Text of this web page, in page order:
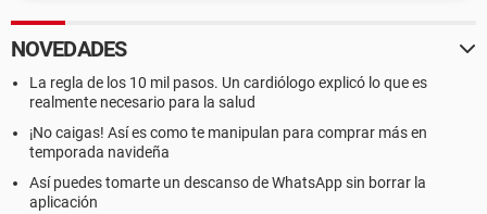
NOVEDADES
La regla de los 10 mil pasos. Un cardiólogo explicó lo que es
realmente necesario para la salud
¡No caigas! Así es como te manipulan para comprar más en
temporada navideña
Así puedes tomarte un descanso de WhatsApp sin borrar la
aplicación